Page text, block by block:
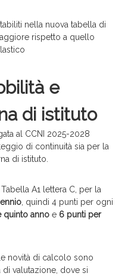
nella nuova tabella di
rispetto a quello
e
di istituto
al CCNI 2025-2028
di continuità sia per la
di istituto.
A1 lettera C, per la
, quindi 4 punti per ogni
quinto annoe 6 punti per
novità di calcolo sono
valutazione, dove si